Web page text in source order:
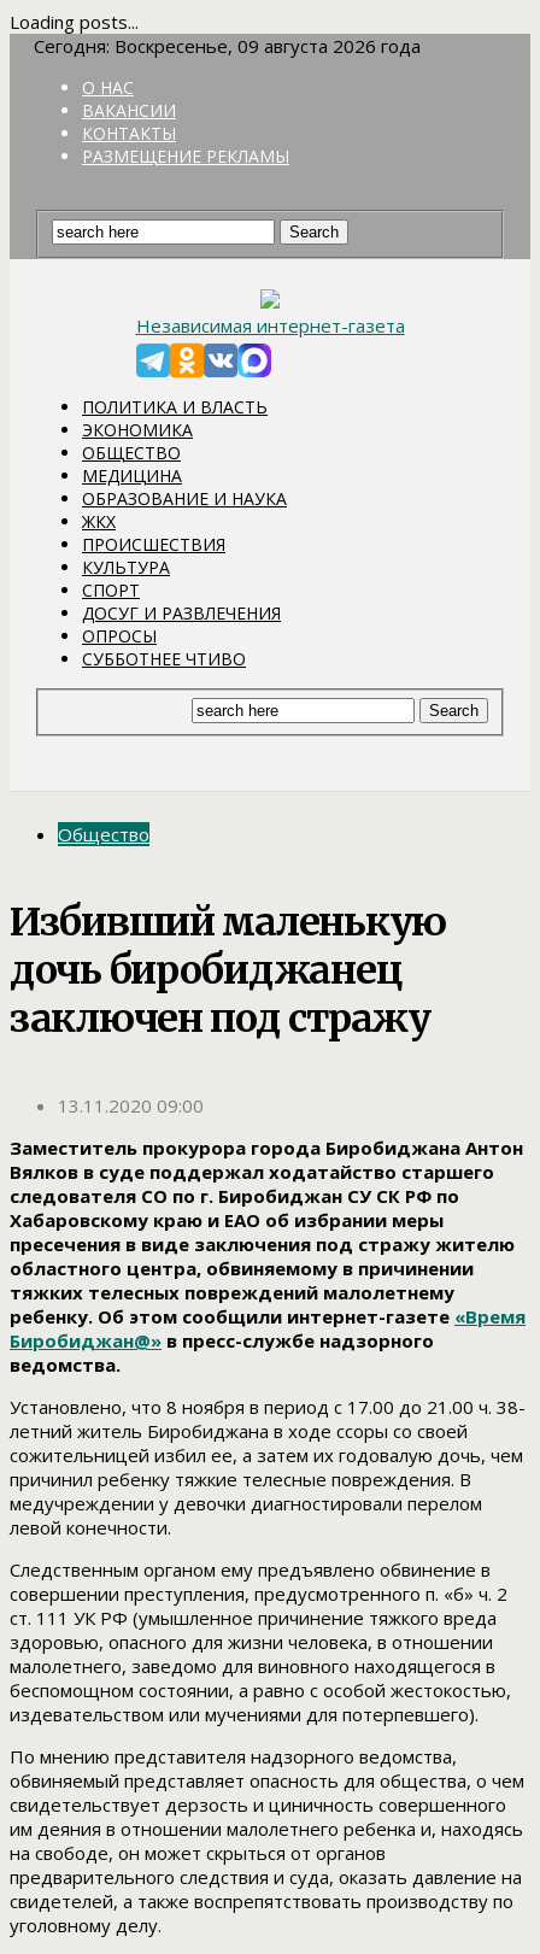
Loading posts...
Сегодня: Воскресенье, 09 августа 2026 года
О НАС
ВАКАНСИИ
КОНТАКТЫ
РАЗМЕЩЕНИЕ РЕКЛАМЫ
Независимая интернет-газета
ПОЛИТИКА И ВЛАСТЬ
ЭКОНОМИКА
ОБЩЕСТВО
МЕДИЦИНА
ОБРАЗОВАНИЕ И НАУКА
ЖКХ
ПРОИСШЕСТВИЯ
КУЛЬТУРА
СПОРТ
ДОСУГ И РАЗВЛЕЧЕНИЯ
ОПРОСЫ
СУББОТНЕЕ ЧТИВО
Общество
Избивший маленькую
дочь биробиджанец
заключен под стражу
13.11.2020 09:00
Заместитель прокурора города Биробиджана Антон
Вялков в суде поддержал ходатайство старшего
следователя СО по г. Биробиджан СУ СК РФ по
Хабаровскому краю и ЕАО об избрании меры
пресечения в виде заключения под стражу жителю
областного центра, обвиняемому в причинении
тяжких телесных повреждений малолетнему
ребенку. Об этом сообщили интернет-газете «Время
Биробиджан@» в пресс-службе надзорного
ведомства.
Установлено, что 8 ноября в период с 17.00 до 21.00 ч. 38-
летний житель Биробиджана в ходе ссоры со своей
сожительницей избил ее, а затем их годовалую дочь, чем
причинил ребенку тяжкие телесные повреждения. В
медучреждении у девочки диагностировали перелом
левой конечности.
Следственным органом ему предъявлено обвинение в
совершении преступления, предусмотренного п. «б» ч. 2
ст. 111 УК РФ (умышленное причинение тяжкого вреда
здоровью, опасного для жизни человека, в отношении
малолетнего, заведомо для виновного находящегося в
беспомощном состоянии, а равно с особой жестокостью,
издевательством или мучениями для потерпевшего).
По мнению представителя надзорного ведомства,
обвиняемый представляет опасность для общества, о чем
свидетельствует дерзость и циничность совершенного
им деяния в отношении малолетнего ребенка и, находясь
на свободе, он может скрыться от органов
предварительного следствия и суда, оказать давление на
свидетелей, а также воспрепятствовать производству по
уголовному делу.